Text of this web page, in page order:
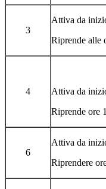
3
Attiva da
Riprende alle
4
Attiva da
Riprende ore
6
Attiva da
Riprendere